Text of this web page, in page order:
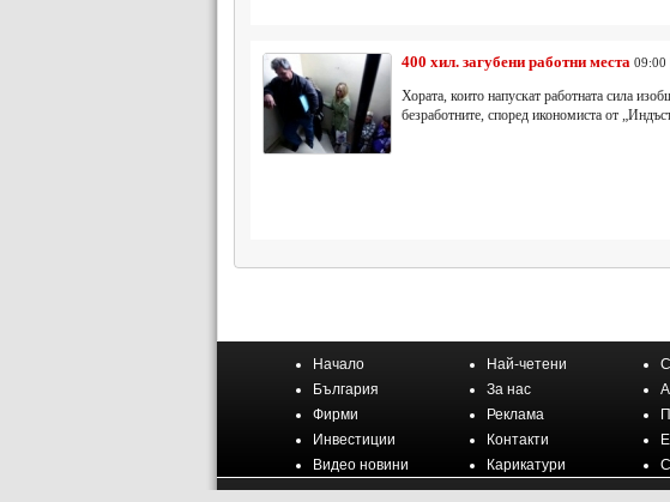
400 хил. загубени работни места 09:00
Хората, които напускат работната сила
безработните, според икономиста от
Начало Най-четени
България
За нас
Фирми
Реклама
Инвестиции
Контакти
Видео новини
Карикатури